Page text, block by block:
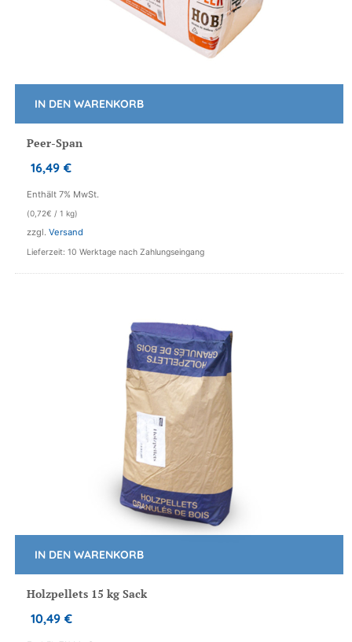
Peer-Span
16,49 €
Enthält 7% MwSt.
(0,72€ / 1 kg)
zzgl.Versand
Lieferzeit: 10 Werktage nach Zahlungseingang
IN DEN WARENKORB
Holzpellets 15 kg Sack
10,49 €
IN DEN WARENKORB